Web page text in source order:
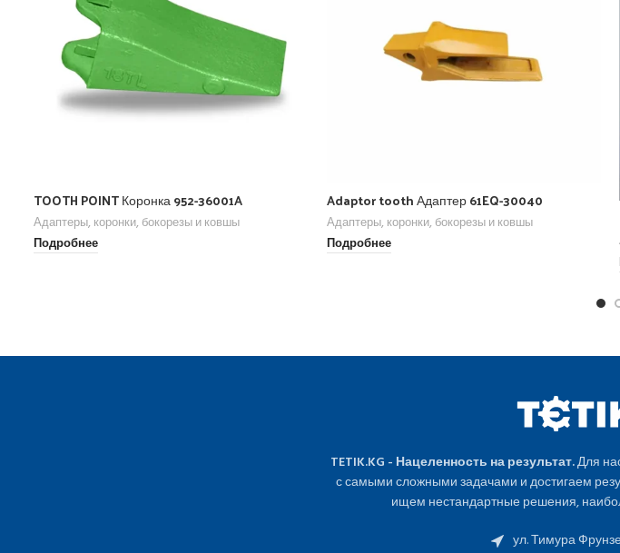
TOOTH POINT Коронка 952-36001A
Адаптеры, коронки, бокорезы и ковшы
Подробнее
Adaptor tooth Адаптер 61EQ-30040
Адаптеры, коронки, бокорезы и ковшы
Подробнее
TETIK.KG - Нацеленность на результат.Для
с самыми сложными задачами и достигаем
ищем нестандартные решения,
ул. Тимура